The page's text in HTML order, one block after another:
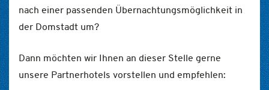
nach einer passenden Übernachtungsmöglichkeit in
der Domstadt um?
Dann möchten wir Ihnen an dieser Stelle gerne
unsere Partnerhotels vorstellen und empfehlen: